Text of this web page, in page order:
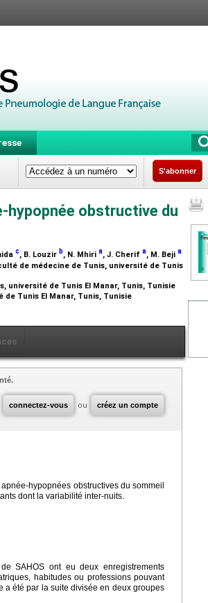
S'abonner
hypopnée obstructive du
c, B. Louzir b, N. Mhiri a, J. Cherif a, M. Beji a
de médecine de Tunis, université de Tunis
université de Tunis El Manar, Tunis, Tunisie
Tunis El Manar, Tunis, Tunisie
connectez-vous ou créez un compte
hypopnées obstructives du sommeil
dont la variabilité inter-nuits.
SAHOS ont eu deux enregistrements
habitudes ou professions pouvant
a été par la suite divisée en deux groupes